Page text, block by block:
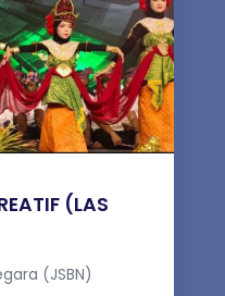
(LAS
(JSBN)